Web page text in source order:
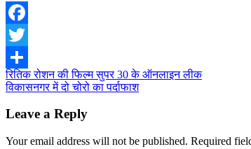
Facebook
Twitter
Share
Post
navigation
रितिक रोशन की फिल्म सुपर 30 के ऑनलाइन लीक
विकासनगर में दो चोरो का पर्दाफाश
Leave a Reply
Your email address will not be published. Required